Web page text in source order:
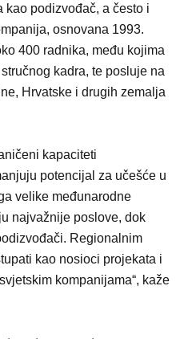
kao podizvođač, a često i
osnovana 1993.
400 radnika, među kojima
kadra, te posluje na
Hrvatske i drugih zemalja
kapaciteti
potencijal za učešće u
velike međunarodne
najvažnije poslove, dok
Regionalnim
kao nosioci projekata i
kompanijama“, kaže